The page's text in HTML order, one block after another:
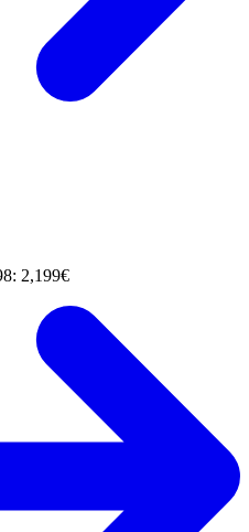
2,199€